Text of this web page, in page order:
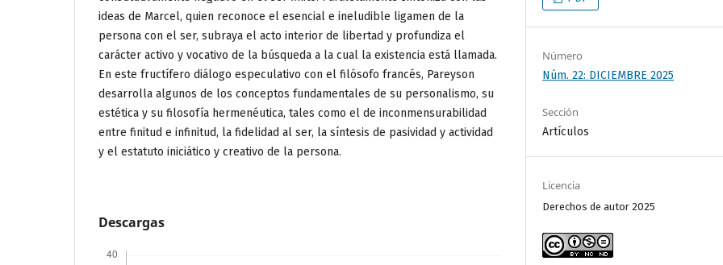
ideas de Marcel, quien reconoce el esencial e ineludible ligamen de la
persona con el ser, subraya el acto interior de libertad y profundiza el
carácter activo y vocativo de la búsqueda a la cual la existencia está llamada.
En este fructífero diálogo especulativo con el filósofo francés, Pareyson
desarrolla algunos de los conceptos fundamentales de su personalismo, su
estética y su filosofía hermenéutica, tales como el de inconmensurabilidad
entre finitud e infinitud, la fidelidad al ser, la síntesis de pasividad y actividad
y el estatuto iniciático y creativo de la persona.
Descargas
Número
Núm. 22: DICIEMBRE 2025
Sección
Artículos
Licencia
Derechos de autor 2025